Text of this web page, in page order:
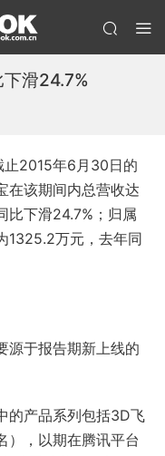
滑24.7%
止2015年6月30日的
在该期间内总营收达
比下滑24.7%；归属
1325.2万元，去年同
源于报告期新上线的
的产品系列包括3D飞
），以期在腾讯平台